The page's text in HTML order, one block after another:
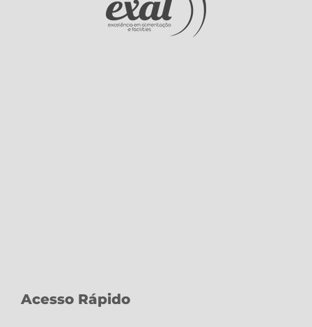
Acesso Rápido